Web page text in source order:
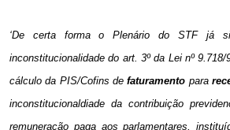
‘De certa forma o Plenário do STF já
inconstitucionalidade do art. 3º da Lei nº
cálculo da PIS/Cofins defaturamento para
inconstitucionaldiade da contribuição
remuneração paga aos parlamentares,